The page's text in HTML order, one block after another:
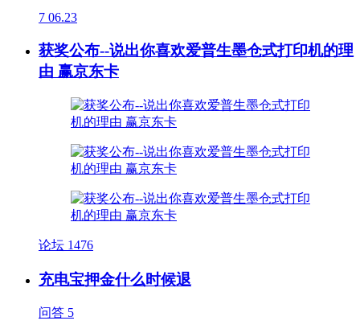
7 06.23
获奖公布--说出你喜欢爱普生墨仓式打印机的理
由 赢京东卡
论坛 1476
充电宝押金什么时候退
问答 5